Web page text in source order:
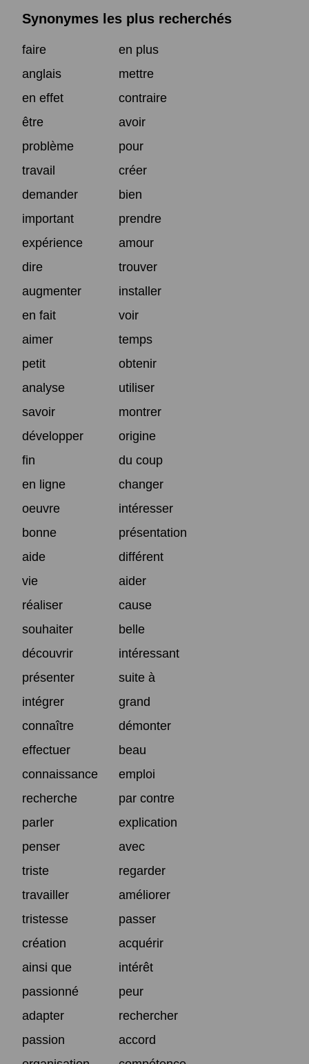
Synonymes les plus recherchés
faire
en plus
anglais
mettre
en effet
contraire
être
avoir
problème
pour
travail
créer
demander
bien
important
prendre
expérience
amour
dire
trouver
augmenter
installer
en fait
voir
aimer
temps
petit
obtenir
analyse
utiliser
savoir
montrer
développer
origine
fin
du coup
en ligne
changer
oeuvre
intéresser
bonne
présentation
aide
différent
vie
aider
réaliser
cause
souhaiter
belle
découvrir
intéressant
présenter
suite à
intégrer
grand
connaître
démonter
effectuer
beau
connaissance
emploi
recherche
par contre
parler
explication
penser
avec
triste
regarder
travailler
améliorer
tristesse
passer
création
acquérir
ainsi que
intérêt
passionné
peur
adapter
rechercher
passion
accord